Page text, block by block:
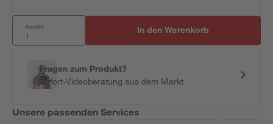
Anzahl: In den Warenkorb
Fragen zum Produkt?
Sofort-Videoberatung aus dem Markt
Unsere passenden Services